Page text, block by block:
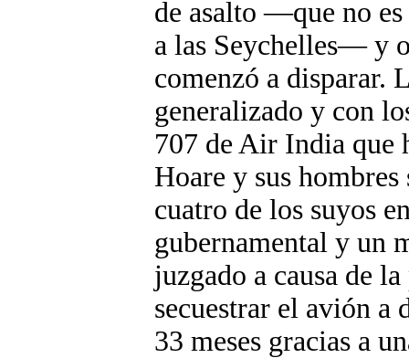
de asalto —que no es
a las Seychelles— y
comenzó a disparar.
generalizado y con
707 de Air India que
Hoare y sus
cuatro de los suyos
gubernamental y un
juzgado a causa de
secuestrar el avión a
33 meses gracias a